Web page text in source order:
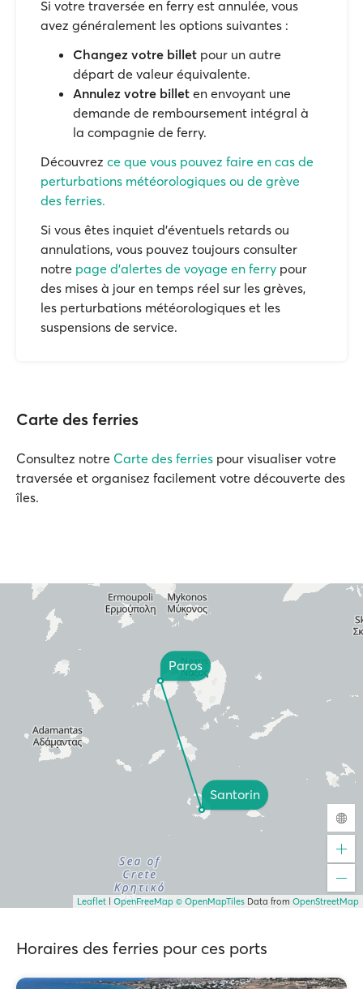
Si votre traversée en ferry est annulée, vous
avez généralement les options suivantes :
Changez votre billet pour un autre
départ de valeur équivalente.
Annulez votre billet en envoyant une
demande de remboursement intégral à
la compagnie de ferry.
Découvrez ce que vous pouvez faire en cas de
perturbations météorologiques ou de grève
des ferries.
Si vous êtes inquiet d'éventuels retards ou
annulations, vous pouvez toujours consulter
notre page d'alertes de voyage en ferry pour
des mises à jour en temps réel sur les grèves,
les perturbations météorologiques et les
suspensions de service.
Carte des ferries
Consultez notre Carte des ferries pour visualiser votre
traversée et organisez facilement votre découverte des
îles.
Paros
Santorin
Leaflet OpenFreeMap © OpenMapTiles Data from OpenStreetMap
Horaires des ferries pour ces ports